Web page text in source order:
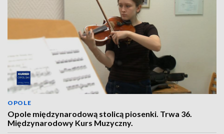
OPOLE
Opole międzynarodową stolicą piosenki. Trwa 36.
Międzynarodowy Kurs Muzyczny.